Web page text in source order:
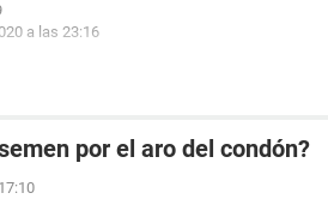
a las 23:16
por el aro del condón?